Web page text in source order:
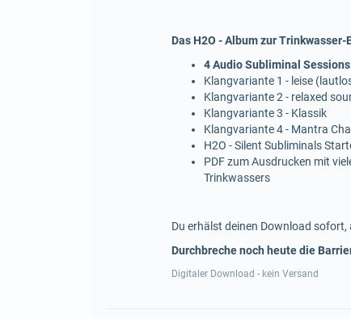
Das H2O - Album zur
4 Audio Subliminal
Klangvariante 1 - leise
Klangvariante 2 - relaxed
Klangvariante 3 - Klassik
Klangvariante 4 - Mantra
H2O - Silent Subliminals
PDF zum Ausdrucken mit
Trinkwassers
Du erhälst deinen Download
Durchbreche noch heute die
Digitaler Download - kein Versand